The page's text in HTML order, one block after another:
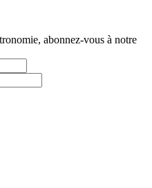
abonnez-vous à notre